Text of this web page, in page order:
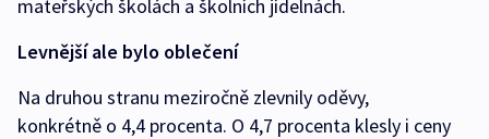
mateřských školách a školních jídelnách.
Levnější ale bylo oblečení
Na druhou stranu meziročně zlevnily oděvy,
konkrétně o 4,4 procenta. O 4,7 procenta klesly i ceny